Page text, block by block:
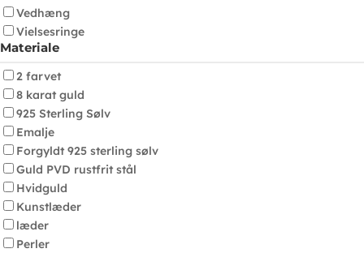
Vedhæng
Vielsesringe
Materiale
2 farvet
8 karat guld
925 Sterling Sølv
Emalje
Forgyldt 925 sterling sølv
Guld PVD rustfrit stål
Hvidguld
Kunstlæder
læder
Perler